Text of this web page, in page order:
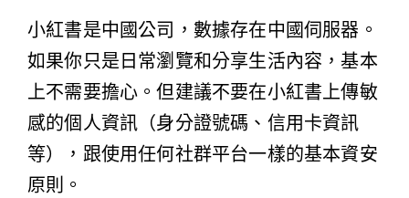
小紅書是中國公司，數據存在中國伺服器。
如果你只是日常瀏覽和分享生活內容，基本
上不需要擔心。但建議不要在小紅書上傳敏
感的個人資訊（身分證號碼、信用卡資訊
等），跟使用任何社群平台一樣的基本資安
原則。